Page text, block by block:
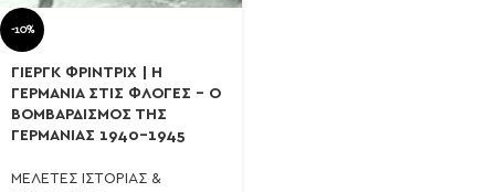
-10%
ΓΙΕΡΓΚ ΦΡΙΝΤΡΙΧ | Η
ΓΕΡΜΑΝΙΑ ΣΤΙΣ ΦΛΟΓΕΣ – Ο
ΒΟΜΒΑΡΔΙΣΜΟΣ ΤΗΣ
ΓΕΡΜΑΝΙΑΣ 1940-1945
ΜΕΛΕΤΕΣ ΙΣΤΟΡΙΑΣ &